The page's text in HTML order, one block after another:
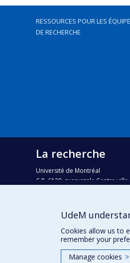
RESSOURCES POUR LES
DE RECHERCHE
La recherche
Université de Montréal
C.P. 6128, succursale Centre-ville
UdeM
Cookies allow us to
remember your
Manage cookies >